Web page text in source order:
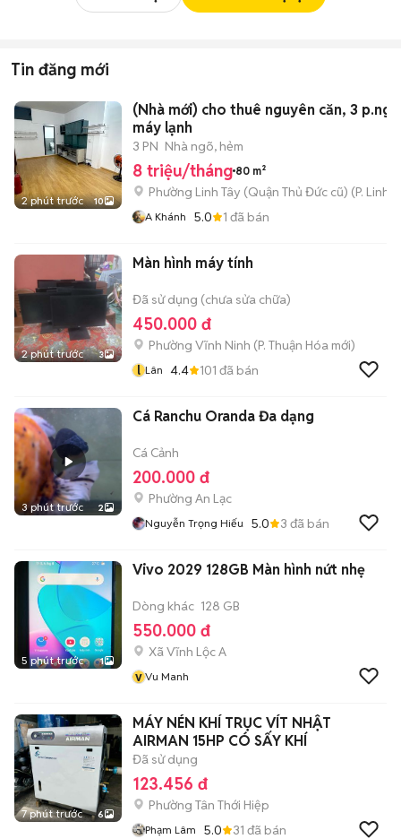
Tin đăng mới
2 phút trước 10
(Nhà mới) cho thuê nguyên căn, 3
máy lạnh
3 PN Nhà ngõ, hẻm
8 triệu/tháng 80 m²
Phường Linh Tây (Quận Thủ Đức cũ) (P. Linh
A Khánh 5.0 1 đã bán
2 phút trước 3
Màn hình máy tính
Đã sử dụng (chưa sửa chữa)
450.000 đ
Phường Vĩnh Ninh (P. Thuận Hóa mới)
l Lân 4.4 101 đã bán
3 phút trước 2
Cá Ranchu Oranda Đa dạng
Cá Cảnh
200.000 đ
Phường An Lạc
Nguyễn Trọng Hiếu 5.0 3 đã bán
5 phút trước 1
Vivo 2029 128GB Màn hình nứt nhẹ
Dòng khác 128 GB
550.000 đ
Xã Vĩnh Lộc A
v Vu Manh
7 phút trước 6
MÁY NÉN KHÍ TRỤC VÍT NHẬT
AIRMAN 15HP CÓ SẤY KHÍ
Đã sử dụng
123.456 đ
Phường Tân Thới Hiệp
Phạm Lâm 5.0 31 đã bán